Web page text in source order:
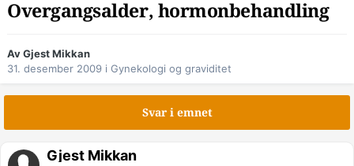
Overgangsalder, hormonbehandling
Av Gjest Mikkan
31. desember 2009 i Gynekologi og graviditet
Svar i emnet
Gjest Mikkan